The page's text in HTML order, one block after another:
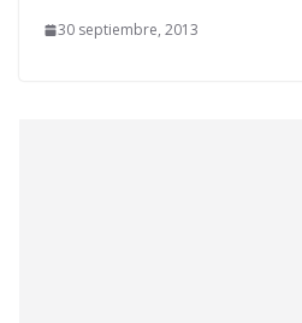
30 septiembre, 2013